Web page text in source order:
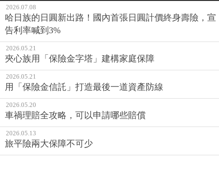
2026.07.08
哈日族的日圓新出路！國內首張日圓計價終身壽險，宣
告利率喊到3%
2026.05.21
夾心族用「保險金字塔」建構家庭保障
2026.05.21
用「保險金信託」打造最後一道資產防線
2026.05.20
車禍理賠全攻略，可以申請哪些賠償
2026.05.13
旅平險兩大保障不可少